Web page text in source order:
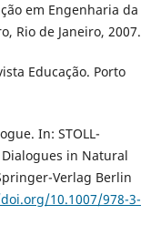
em Engenharia da
Rio de Janeiro, 2007.
Educação. Porto
In: STOLL-
Dialogues in Natural
Verlag Berlin
10.1007/978-3-